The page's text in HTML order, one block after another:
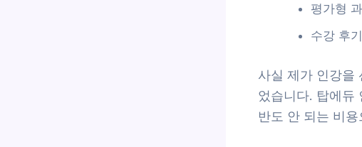
평가형
수강 후
사실 제가 인강을
었습니다. 탑에듀
반도 안 되는 비